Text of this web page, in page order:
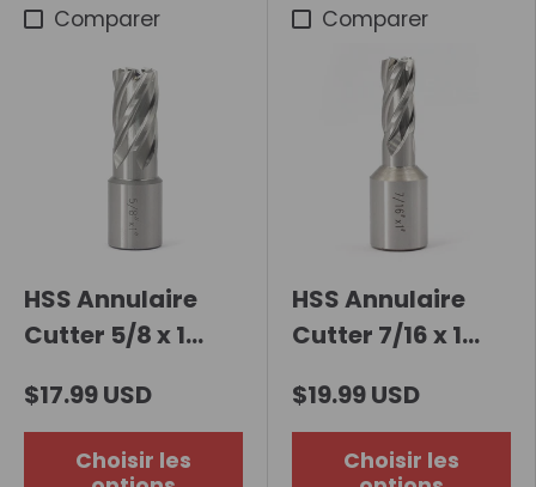
Comparer
HSS Annulaire
Cutter 5/8 x 1
$17.99 USD
Choisir les
Comparer
HSS Annulaire
Cutter 7/16 x 1
$19.99 USD
Choisir les